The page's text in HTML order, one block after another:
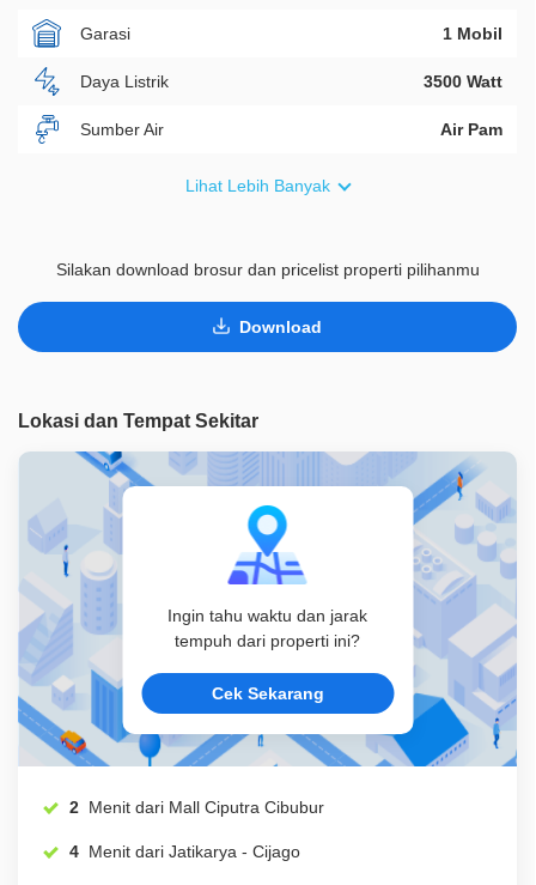
Garasi 1 Mobil
Daya Listrik 3500 Watt
Sumber Air Air Pam
Legalitas HGB
Lainnya
Lihat Lebih Banyak
Silakan download brosur dan pricelist properti pilihanmu
Download
Lokasi dan Tempat Sekitar
Ingin tahu waktu dan jarak
tempuh dari properti ini?
Cek Sekarang
2 Menit dari Mall Ciputra Cibubur
4 Menit dari Jatikarya - Cijago